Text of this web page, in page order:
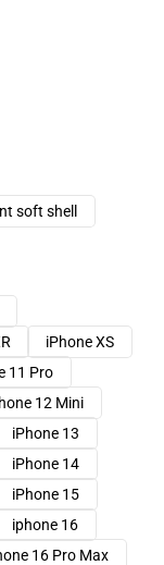
soft shell
iPhone XS
11 Pro
12 Mini
iPhone 13
iPhone 14
iPhone 15
iphone 16
16 Pro Max